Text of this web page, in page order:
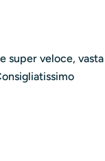
super veloce, vasta